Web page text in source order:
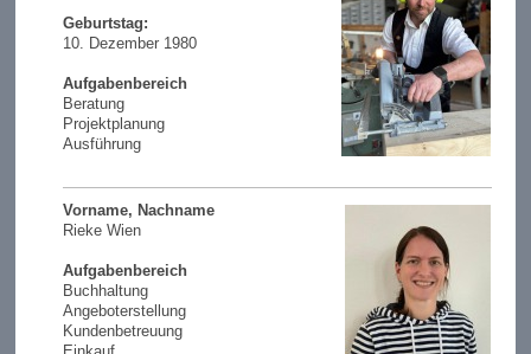
Geburtstag:
10. Dezember 1980
Aufgabenbereich
Beratung
Projektplanung
Ausführung
Vorname, Nachname
Rieke Wien
Aufgabenbereich
Buchhaltung
Angeboterstellung
Kundenbetreuung